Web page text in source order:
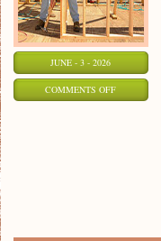
JUNE - 3 - 2026
COMMENTS OFFON